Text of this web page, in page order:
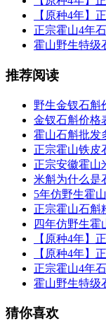
【原种4年】
正宗霍山4年
霍山野生特级
推荐阅读
野生金钗石斛
金钗石斛价格
霍山石斛批发
正宗霍山铁皮
正宗安徽霍山
米斛为什么是
5年仿野生霍
正宗霍山石斛
四年仿野生霍
【原种4年】
【原种4年】
正宗霍山4年
霍山野生特级
猜你喜欢